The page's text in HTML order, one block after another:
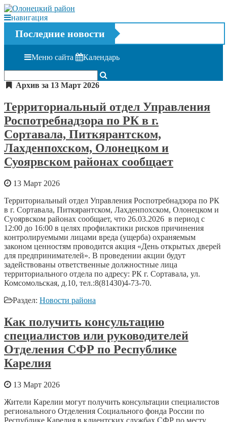
навигация
Последние новости
Меню сайта Календарь
Архив за 13 Март 2026
Территориальный отдел Управления
Роспотребнадзора по РК в г.
Сортавала, Питкярантском,
Лахденпохском, Олонецком и
Суоярвском районах сообщает
13 Март 2026
Территориальный отдел Управления Роспотребнадзора по РК
в г. Сортавала, Питкярантском, Лахденпохском, Олонецком и
Суоярвском районах сообщает, что 26.03.2026 в период с
12:00 до 16:00 в целях профилактики рисков причинения
контролируемыми лицами вреда (ущерба) охраняемым
законом ценностям проводится акция «День открытых дверей
для предпринимателей». В проведении акции будут
задействованы ответственные должностные лица
территориального отдела по адресу: РК г. Сортавала, ул.
Комсомольская, д.10, тел.:8(81430)4-73-70.
Раздел: Новости района
Как получить консультацию
специалистов или руководителей
Отделения СФР по Республике
Карелия
13 Март 2026
Жители Карелии могут получить консультации специалистов
регионального Отделения Социального фонда России по
Республике Карелия в клиентских службах СФР по месту